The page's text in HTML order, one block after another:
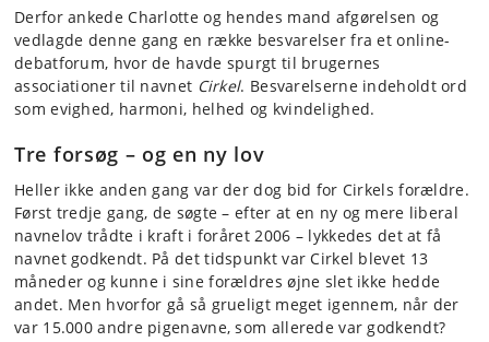
Derfor ankede Charlotte og hendes mand afgørelsen og
vedlagde denne gang en række besvarelser fra et online-
debatforum, hvor de havde spurgt til brugernes
associationer til navnet Cirkel. Besvarelserne indeholdt ord
som evighed, harmoni, helhed og kvindelighed.
Tre forsøg – og en ny lov
Heller ikke anden gang var der dog bid for Cirkels forældre.
Først tredje gang, de søgte – efter at en ny og mere liberal
navnelov trådte i kraft i foråret 2006 – lykkedes det at få
navnet godkendt. På det tidspunkt var Cirkel blevet 13
måneder og kunne i sine forældres øjne slet ikke hedde
andet. Men hvorfor gå så grueligt meget igennem, når der
var 15.000 andre pigenavne, som allerede var godkendt?